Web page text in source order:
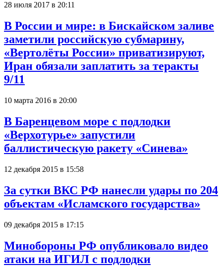
28 июля 2017 в 20:11
В России и мире: в Бискайском заливе
заметили российскую субмарину,
«Вертолёты России» приватизируют,
Иран обязали заплатить за теракты
9/11
10 марта 2016 в 20:00
В Баренцевом море с подлодки
«Верхотурье» запустили
баллистическую ракету «Синева»
12 декабря 2015 в 15:58
За сутки ВКС РФ нанесли удары по 204
объектам «Исламского государства»
09 декабря 2015 в 17:15
Минобороны РФ опубликовало видео
атаки на ИГИЛ с подлодки